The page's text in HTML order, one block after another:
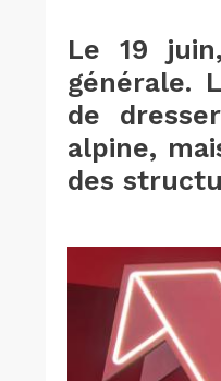
Le 19
générale.
de
alpine,
des